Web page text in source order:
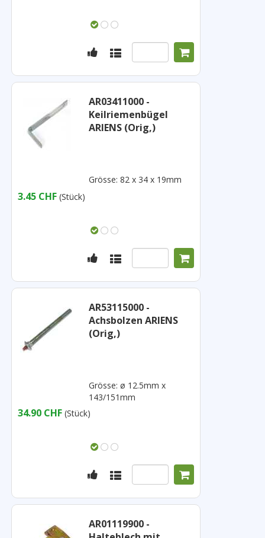
AR03411000 -
Keilriemenbügel
ARIENS (Orig,)
Grösse: 82 x 34 x 19mm
3.45 CHF (Stück)
AR53115000 -
Achsbolzen ARIENS
(Orig,)
Grösse: ø 12.5mm x
143/151mm
34.90 CHF (Stück)
AR01119900 -